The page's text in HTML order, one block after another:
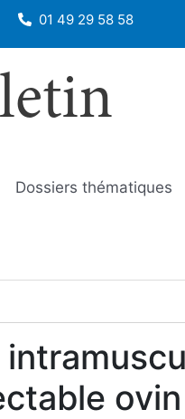
01 49 29 58 58
Dossiers thématiques
ovin